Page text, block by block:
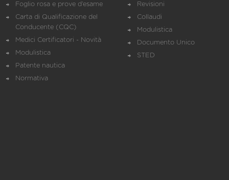
Foglio rosa e prove d’esame
Carta di Qualificazione del
Conducente (CQC)
Medici Certificatori - Novità
Modulistica
Patente nautica
Normativa
Revisioni
Collaudi
Modulistica
Documento Unico
STED